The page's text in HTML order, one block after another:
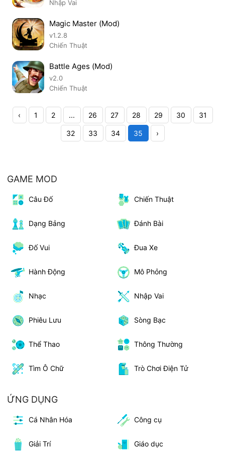
Nhập Vai
Magic Master (Mod)
v1.2.8
Chiến Thuật
Battle Ages (Mod)
v2.0
Chiến Thuật
‹ 1 2 ... 26 27 28 29 30 31
32 33 34 35 ›
GAME MOD
Câu Đố Chiến Thuật
Dạng Bảng Đánh Bài
Đố Vui Đua Xe
Hành Động Mô Phỏng
Nhạc Nhập Vai
Phiêu Lưu Sòng Bạc
Thể Thao Thông Thường
Tìm Ô Chữ Trò Chơi Điện Tử
ỨNG DỤNG
Cá Nhân Hóa Công cụ
Giải Trí Giáo dục